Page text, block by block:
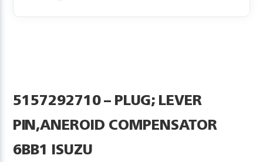
5157292710 – PLUG; LEVER
PIN,ANEROID COMPENSATOR
6BB1 ISUZU